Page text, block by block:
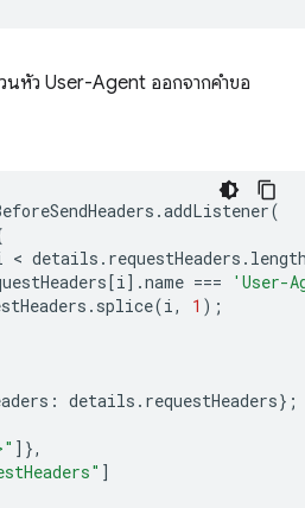
นหัว User-Agent ออกจากคำขอ
.addListener(
< details . requestHeaders .
[i].name ===
'User-
. splice(i, 1 );
: details . requestHeaders};
]},
]